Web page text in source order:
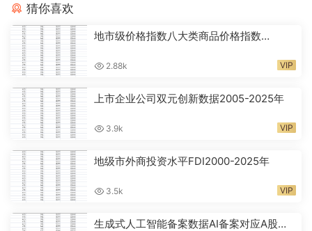
猜你喜欢
地市级价格指数八大类商品价格指数
2.88k VIP
上市企业公司双元创新数据2005-2025年
3.9k VIP
地级市外商投资水平FDI2000-2025年
3.5k VIP
生成式人工智能备案数据AI备案对应A股代